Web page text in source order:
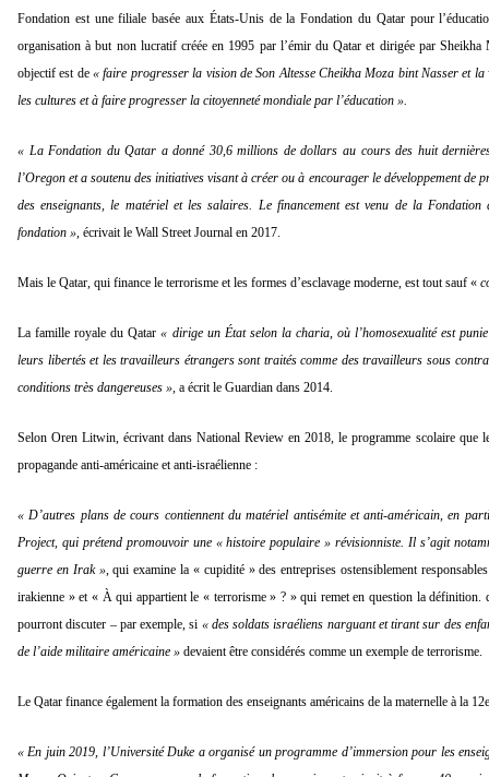
Fondation est une filiale basée aux États-Unis de la Fondation du Qatar pour
organisation à but non lucratif créée en 1995 par l’émir du Qatar et dirigée par
objectif est de« faire progresser la vision de Son Altesse Cheikha Moza bint Nasser et
les cultures et à faire progresser la citoyenneté mondiale par l’éducation ».
« La Fondation du Qatar a donné 30,6 millions de dollars au cours des huit
l’Oregon et a soutenu des initiatives visant à créer ou à encourager le développement de
des enseignants, le matériel et les salaires. Le financement est venu de la
fondation » , écrivait le Wall Street Journal en 2017.
Mais le Qatar, qui finance le terrorisme et les formes d’esclavage moderne, est tout sauf «
La famille royale du Qatar« dirige un État selon la charia, où l’homosexualité est
leurs libertés et les travailleurs étrangers sont traités comme des travailleurs sous
conditions très dangereuses », a écrit le Guardian dans 2014.
Selon Oren Litwin, écrivant dans National Review en 2018, le programme scolaire que
propagande anti-américaine et anti-israélienne :
« D’autres plans de cours contiennent du matériel antisémite et anti-américain, en
Project, qui prétend promouvoir une « histoire populaire » révisionniste. Il s’agit
guerre en Irak », qui examine la « cupidité » des entreprises ostensiblement
irakienne » et « À qui appartient le « terrorisme » ? » qui remet en question la définition.
pourront discuter – par exemple, si « des soldats israéliens narguant et tirant sur des
de l’aide militaire américaine » devaient être considérés comme un exemple de terrorisme.
Le Qatar finance également la formation des enseignants américains de la maternelle à la
« En juin 2019, l’Université Duke a organisé un programme d’immersion pour les